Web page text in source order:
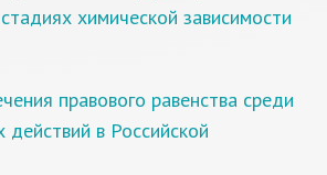
химической зависимости
правового равенства среди
действий в Российской